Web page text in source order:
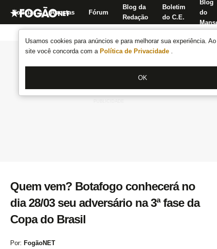
Usamos cookies para anúncios e para melhorar sua experiência.
site você concorda com a Política de Privacidade .
OK
Notícias Apostas Fórum
Blog da
Redação
Boletim
do C.E.
Blog
do
Quem vem? Botafogo conhecerá no
dia 28/03 seu adversário na 3ª fase da
Copa do Brasil
Por: FogãoNET